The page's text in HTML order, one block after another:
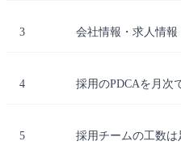
3 会社情報・求人情
4 採用のPDCAを月次
5 採用チームの工数